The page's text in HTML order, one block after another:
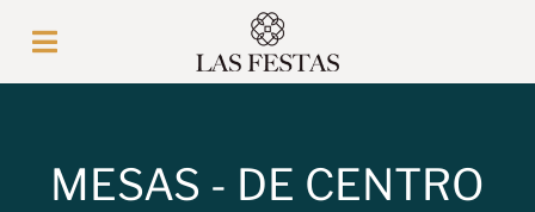
MESAS - DE CENTRO